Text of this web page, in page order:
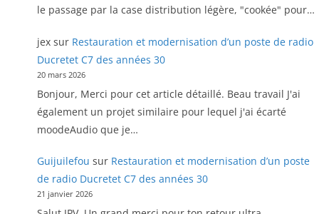
le passage par la case distribution légère, "cookée" pour…
jexsur Restauration et modernisation d’un poste de radio
Ducretet C7 des années 30
20 mars 2026
Bonjour, Merci pour cet article détaillé. Beau travail J'ai
également un projet similaire pour lequel j'ai écarté
moodeAudio que je…
Guijuilefou sur Restauration et modernisation d’un poste
de radio Ducretet C7 des années 30
21 janvier 2026